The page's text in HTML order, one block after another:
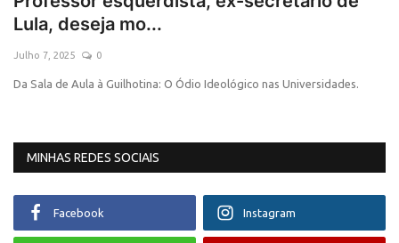
Lula, deseja mo...
Julho 7, 2025 0
Da Sala de Aula à Guilhotina: O Ódio Ideológico nas Universidades.
MINHAS REDES SOCIAIS
Facebook Instagram